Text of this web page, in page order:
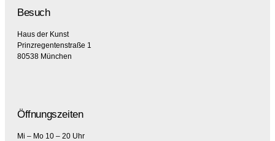
Besuch
Haus der Kunst
Prinzregentenstraße 1
80538 München
Öffnungszeiten
Mi – Mo 10 – 20 Uhr